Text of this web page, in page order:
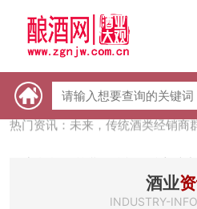
热门资讯：【酒体设计师】职业技
热门资讯：未来，传统酒类经销商
么简单
热门资讯：2024年上市酒企业
酒、黄
酒业
INDUSTRY-